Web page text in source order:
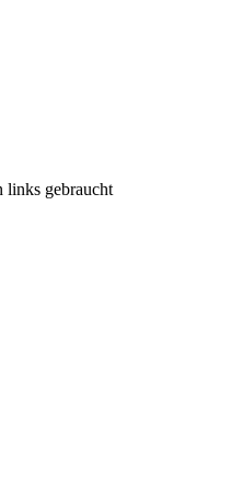
links gebraucht